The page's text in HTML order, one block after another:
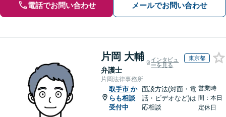
電話でお問い合わせ メールでお問い合わせ
片岡 大輔
弁護士
インタビュ
ーを見る
東京都
片岡法律事務所
取手市 か
らも相談
受付中
面談方法(対面・電
話・ビデオなど)は
応相談
営業時
間：本日
定休日